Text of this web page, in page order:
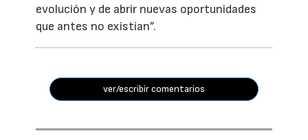
evolución y de abrir nuevas oportunidades
que antes no existían”.
ver/escribir comentarios